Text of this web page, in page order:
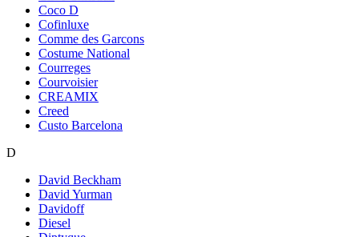
Coco D
Cofinluxe
Comme des Garcons
Costume National
Courreges
Courvoisier
CREAMIX
Creed
Custo Barcelona
D
David Beckham
David Yurman
Davidoff
Diesel